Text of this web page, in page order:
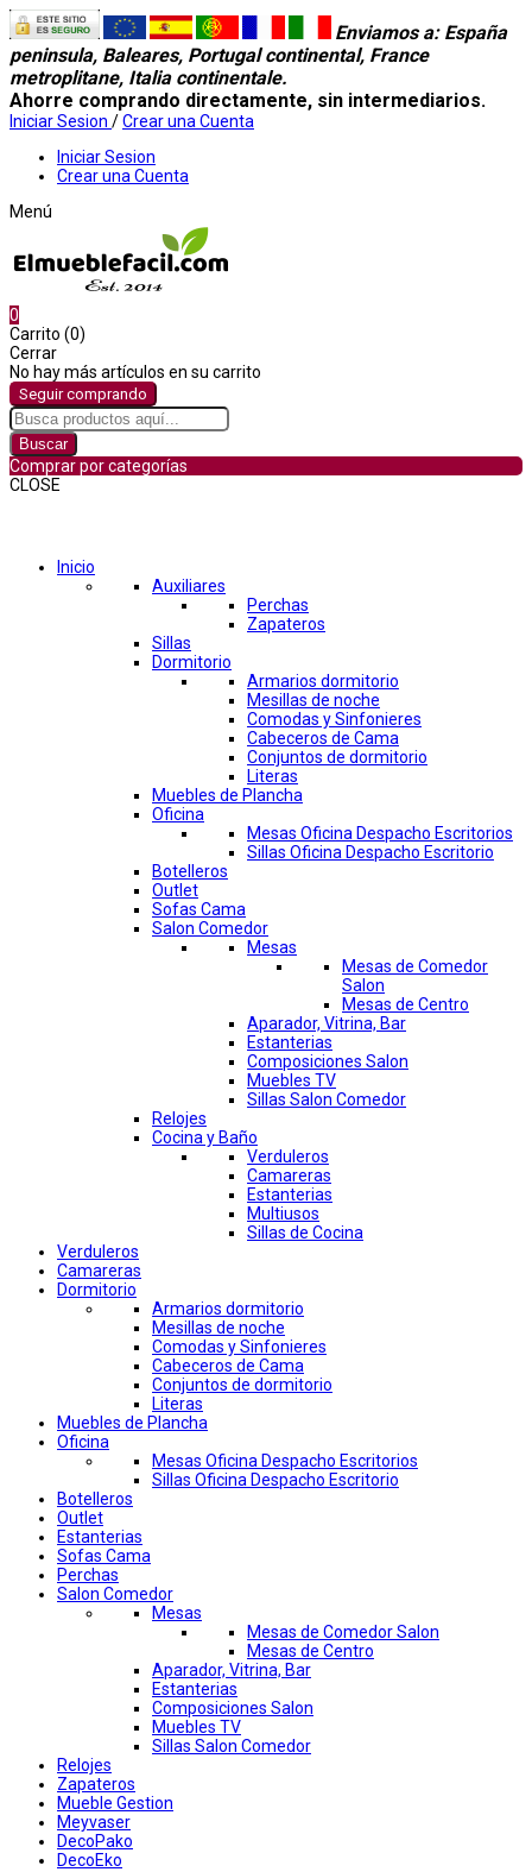
Enviamos a: España
peninsula, Baleares, Portugal continental, France
metroplitane, Italia continentale.
Ahorre comprando directamente, sin intermediarios.
Iniciar Sesion /Crear una Cuenta
Iniciar Sesion
Crear una Cuenta
Menú
0
Carrito (0)
Cerrar
No hay más artículos en su carrito
Seguir comprando
Buscar
Comprar por categorías
CLOSE
Inicio
Auxiliares
Perchas
Zapateros
Sillas
Dormitorio
Armarios dormitorio
Mesillas de noche
Comodas y Sinfonieres
Cabeceros de Cama
Conjuntos de dormitorio
Literas
Muebles de Plancha
Oficina
Mesas Oficina Despacho Escritorios
Sillas Oficina Despacho Escritorio
Botelleros
Outlet
Sofas Cama
Salon Comedor
Mesas
Mesas de Comedor
Salon
Mesas de Centro
Aparador, Vitrina, Bar
Estanterias
Composiciones Salon
Muebles TV
Sillas Salon Comedor
Relojes
Cocina y Baño
Verduleros
Camareras
Estanterias
Multiusos
Sillas de Cocina
Verduleros
Camareras
Dormitorio
Armarios dormitorio
Mesillas de noche
Comodas y Sinfonieres
Cabeceros de Cama
Conjuntos de dormitorio
Literas
Muebles de Plancha
Oficina
Mesas Oficina Despacho Escritorios
Sillas Oficina Despacho Escritorio
Botelleros
Outlet
Estanterias
Sofas Cama
Perchas
Salon Comedor
Mesas
Mesas de Comedor Salon
Mesas de Centro
Aparador, Vitrina, Bar
Estanterias
Composiciones Salon
Muebles TV
Sillas Salon Comedor
Relojes
Zapateros
Mueble Gestion
Meyvaser
DecoPako
DecoEko